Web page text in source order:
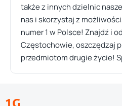
także z innych dzielnic
nas i skorzystaj z
numer 1 w Polsce! Znajdź i
Częstochowie, oszczędzaj
przedmiotom drugie życie!
1G